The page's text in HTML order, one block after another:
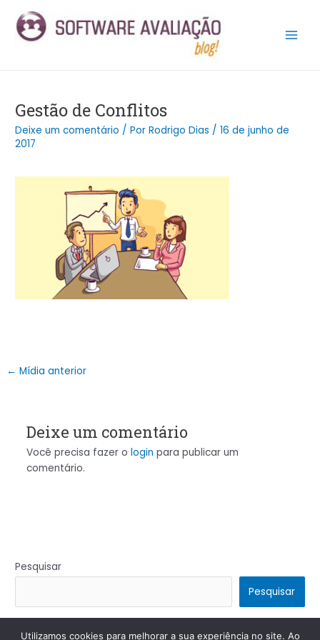
para
Gestão de Conflitos
Deixe um comentário / PorRodrigo Dias /16 de junho de
2017
navigation
← Mídia anterior
Deixe um comentário
Você precisa fazer o login para publicar um
comentário.
Pesquisar
Pesquisar
Utilizamos cookies para melhorar a sua experiência no site. Ao